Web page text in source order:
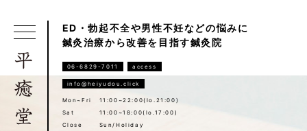
ED・勃起不全や男性不妊などの悩みに
鍼灸治療から改善を目指す鍼灸院
06-6829-7011 access
info@heiyudou.click
Mon~Fri
11:00~22:00(lo.21:00)
Sat
11:00~18:00(lo.17:00)
Close
Sun/Holiday